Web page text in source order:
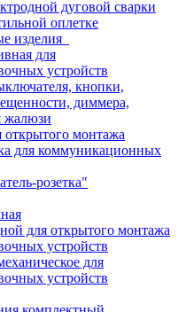
дуговой сварки
оплетке
изделия
для
устройств
кнопки,
диммера,
жалюзи
открытого монтажа
для коммуникационных
розетка"
для открытого монтажа
устройств
для
устройств